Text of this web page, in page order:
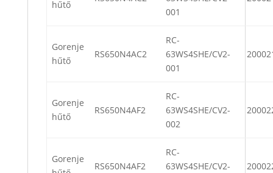
hűtő
001
Gorenje
hűtő
RS650N4AC2
RC-
63WS4SHE/CV2-
001
Gorenje
hűtő
RS650N4AF2
RC-
63WS4SHE/CV2-
002
Gorenje
RS650N4AF2
RC-
63WS4SHE/CV2-